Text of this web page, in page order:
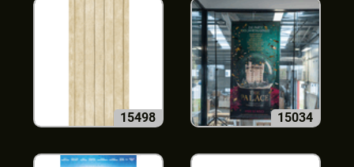
15498 15034